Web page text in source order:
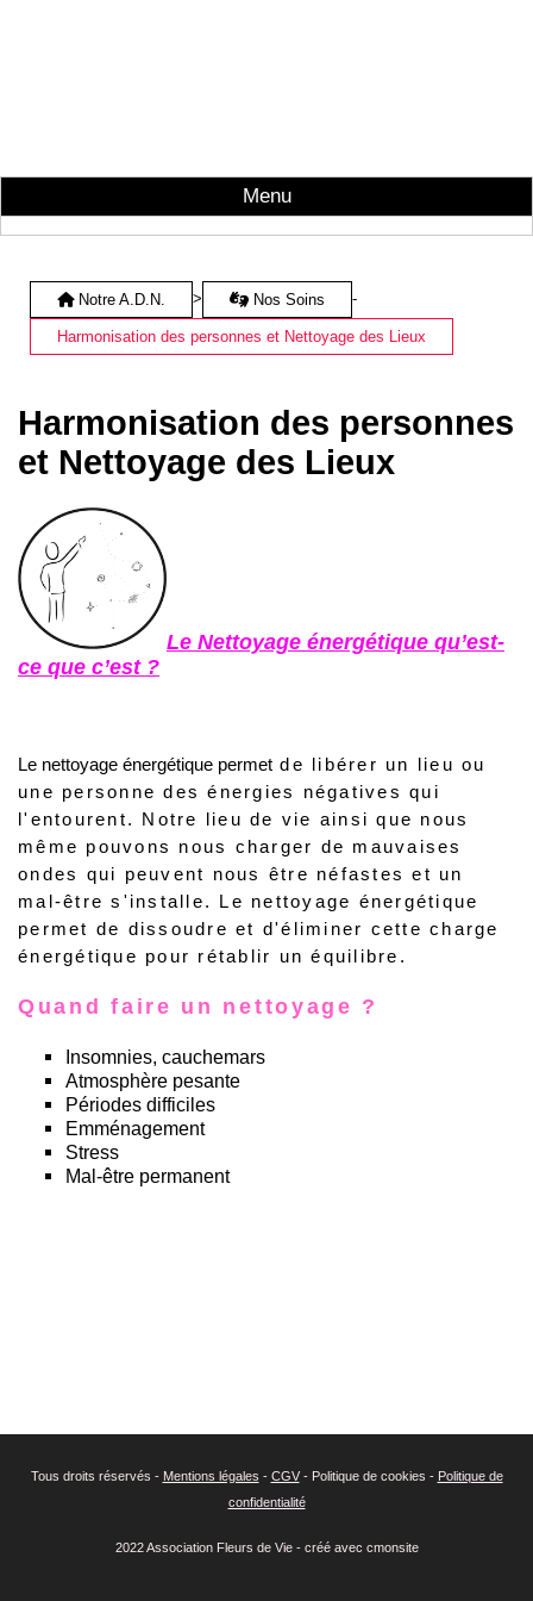
Menu
Notre A.D.N. > Nos Soins -
Harmonisation des personnes et Nettoyage des Lieux
Harmonisation des personnes
et Nettoyage des Lieux
Le Nettoyage énergétique qu’est-
ce que c’est ?
Le nettoyage énergétique permet de libérer un lieu ou
une personne des énergies négatives qui
l'entourent. Notre lieu de vie ainsi que nous
même pouvons nous charger de mauvaises
ondes qui peuvent nous être néfastes et un
mal-être s'installe. Le nettoyage énergétique
permet de dissoudre et d'éliminer cette charge
énergétique pour rétablir un équilibre.
Quand faire un nettoyage ?
Insomnies, cauchemars
Atmosphère pesante
Périodes difficiles
Emménagement
Stress
Mal-être permanent
Tous droits réservés - Mentions légales - CGV - Politique de cookies - Politique de
confidentialité
2022 Association Fleurs de Vie - créé avec cmonsite